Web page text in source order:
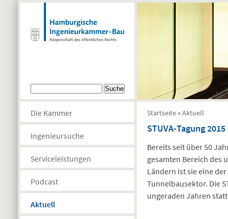
Direkt zum Inhalt
Suchformular
Die Kammer
Ingenieursuche
Serviceleistungen
Podcast
Aktuell
Sie sind hier
Startseite »Aktuell
STUVA-Tagung 2015
Bereits seit über 50
gesamten Bereich des
Ländern ist sie eine
Tunnelbausektor. Die
ungeraden Jahren